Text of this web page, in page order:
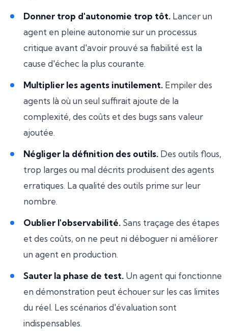
Donner trop d'autonomie trop tôt. Lancer un
agent en pleine autonomie sur un processus
critique avant d'avoir prouvé sa fiabilité est la
cause d'échec la plus courante.
Multiplier les agents inutilement. Empiler des
agents là où un seul suffirait ajoute de la
complexité, des coûts et des bugs sans valeur
ajoutée.
Négliger la définition des outils. Des outils flous,
trop larges ou mal décrits produisent des agents
erratiques. La qualité des outils prime sur leur
nombre.
Oublier l'observabilité. Sans traçage des étapes
et des coûts, on ne peut ni déboguer ni améliorer
un agent en production.
Sauter la phase de test. Un agent qui fonctionne
en démonstration peut échouer sur les cas limites
du réel. Les scénarios d'évaluation sont
indispensables.